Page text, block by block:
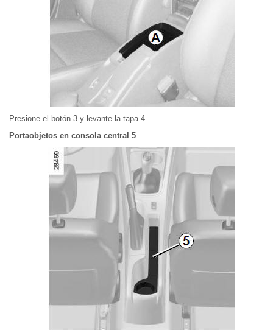
Presione el botón 3 y levante la tapa 4.
Portaobjetos en consola central 5